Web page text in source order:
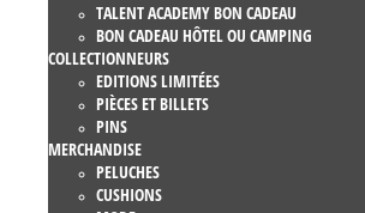
TALENT ACADEMY BON CADEAU
BON CADEAU HÔTEL OU CAMPING
COLLECTIONNEURS
EDITIONS LIMITÉES
PIÈCES ET BILLETS
PINS
MERCHANDISE
PELUCHES
CUSHIONS